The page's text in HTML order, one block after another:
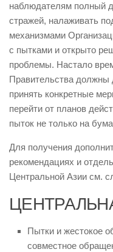
наблюдателям полный
стражей, налаживать
механизмами
с пытками и открыто
проблемы. Настало
Правительства должны
принять конкретные
перейти от планов
пыток не только на
Для получения
рекомендациях и
Центральной Азии см.
Пытки и жестокое
совместное